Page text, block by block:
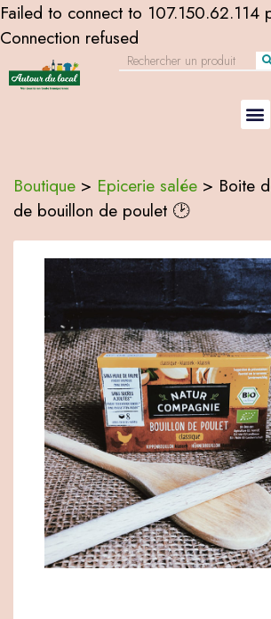
Failed to connect to 107.150.62.114
Connection refused
Boutique > Epicerie salée > Boite
de bouillon de poulet 🕑